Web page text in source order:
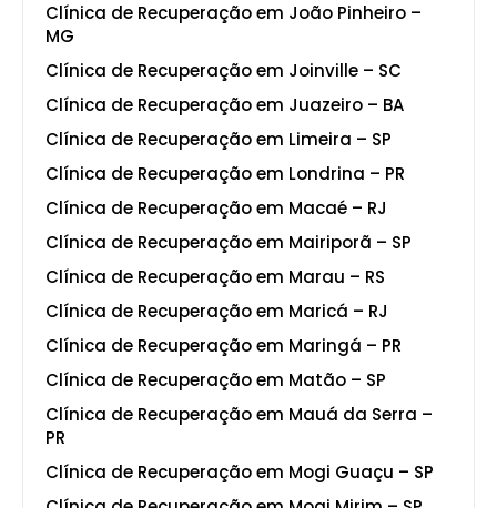
Clínica de Recuperação em João Pinheiro –
MG
Clínica de Recuperação em Joinville – SC
Clínica de Recuperação em Juazeiro – BA
Clínica de Recuperação em Limeira – SP
Clínica de Recuperação em Londrina – PR
Clínica de Recuperação em Macaé – RJ
Clínica de Recuperação em Mairiporã – SP
Clínica de Recuperação em Marau – RS
Clínica de Recuperação em Maricá – RJ
Clínica de Recuperação em Maringá – PR
Clínica de Recuperação em Matão – SP
Clínica de Recuperação em Mauá da Serra –
PR
Clínica de Recuperação em Mogi Guaçu – SP